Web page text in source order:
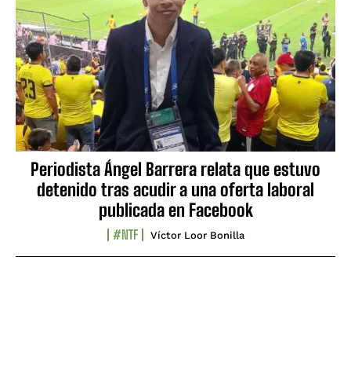
Periodista Ángel Barrera relata que estuvo
detenido tras acudir a una oferta laboral
publicada en Facebook
#NTF Víctor Loor Bonilla